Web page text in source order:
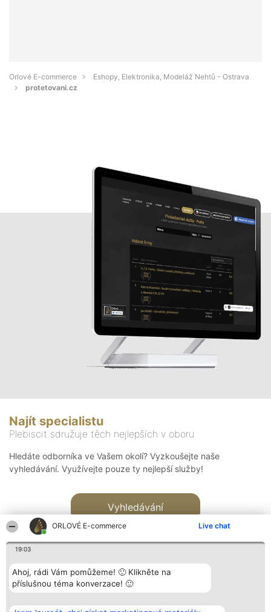
ORLOVÉ E-commerce Live chat
19:03
Ahoj, rádi Vám pomůžeme! 🙂 Klikněte na
příslušnou téma konverzace! 🙂
Orlové E-commerce
Eshopy, Elektronika, Modeláž Nehtů - Ostrava
protetovani.cz
Najít specialistu
Plebiscit sdružuje těch nejlepších v oboru
Hledáte odborníka ve Vašem okolí? Vyzkoušejte naše
vyhledávání. Využívejte pouze ty nejlepší služby!
Vyhledávání
Bright Side Solutions sp. z o.
Vítězové
Kontakt